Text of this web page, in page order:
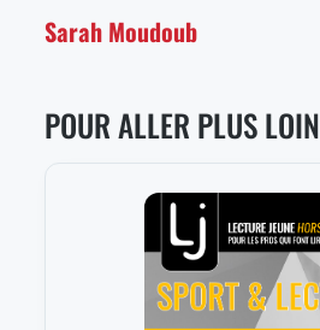
Sarah Moudoub
POUR ALLER PLUS LOIN